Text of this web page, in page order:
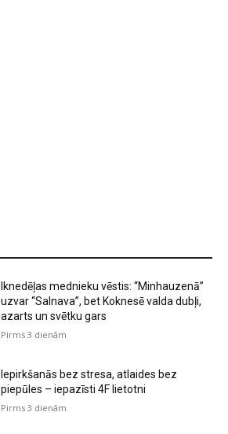
Iknedēļas mednieku vēstis: “Minhauzenā”
uzvar “Salnava”, bet Koknesē valda dubļi,
azarts un svētku gars
Pirms 3 dienām
Iepirkšanās bez stresa, atlaides bez
piepūles – iepazīsti 4F lietotni
Pirms 3 dienām